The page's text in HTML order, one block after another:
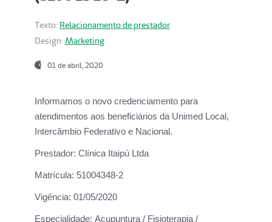
Texto: Relacionamento de prestador
Design: Marketing
01 de abril, 2020
Informamos o novo credenciamento para
atendimentos aos beneficiários da Unimed Local,
Intercâmbio Federativo e Nacional.
Prestador: Clínica Itaipú Ltda
Matrícula: 51004348-2
Vigência: 01/05/2020
Especialidade: Acupuntura / Fisioterapia /